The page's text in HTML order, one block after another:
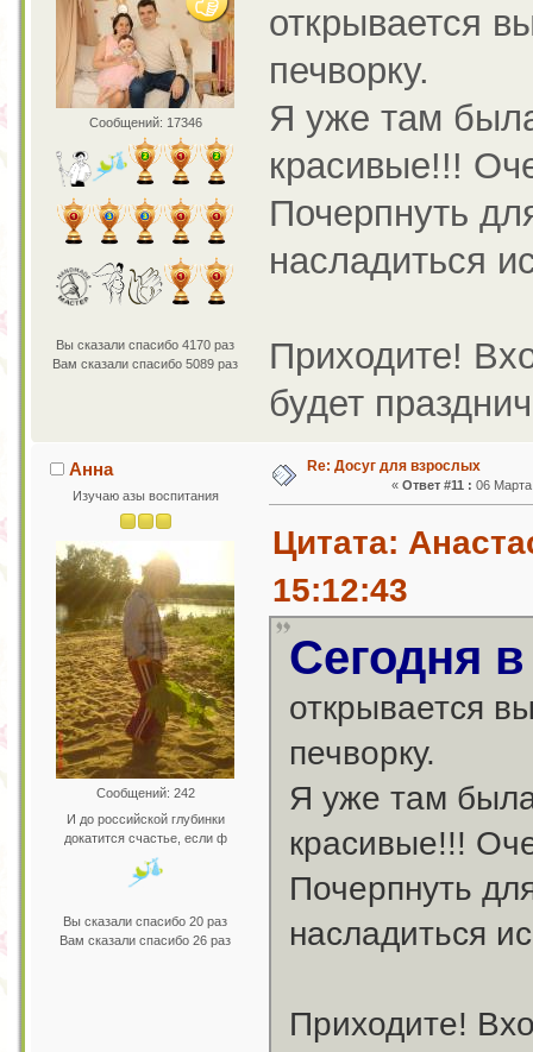
Сообщений: 17346
Вы сказали спасибо 4170 раз
Вам сказали спасибо 5089 раз
открывается
печворку.
Я уже там
красивые!!!
Почерпнуть
насладиться
Приходите!
будет
Анна
Изучаю азы воспитания
Сообщений: 242
И до российской глубинки
докатится счастье, если ф
Вы сказали спасибо 20 раз
Вам сказали спасибо 26 раз
Re: Досуг для взрослых
« Ответ #11 : 06 Марта
Цитата:
15:12:43
Сегодня
открывается
печворку.
Я уже там
красивые!!!
Почерпнуть
насладиться
Приходите!